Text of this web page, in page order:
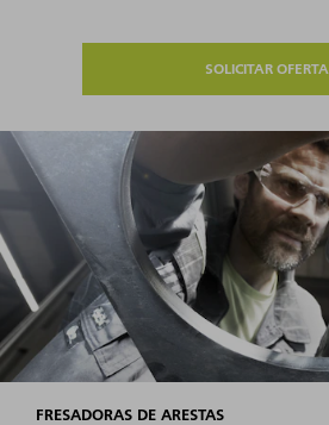
SOLICITAR OFERTA
FRESADORAS DE ARESTAS